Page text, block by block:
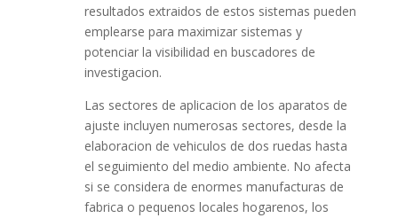
resultados extraidos de estos sistemas pueden
emplearse para maximizar sistemas y
potenciar la visibilidad en buscadores de
investigacion.
Las sectores de aplicacion de los aparatos de
ajuste incluyen numerosas sectores, desde la
elaboracion de vehiculos de dos ruedas hasta
el seguimiento del medio ambiente. No afecta
si se considera de enormes manufacturas de
fabrica o pequenos locales hogarenos, los